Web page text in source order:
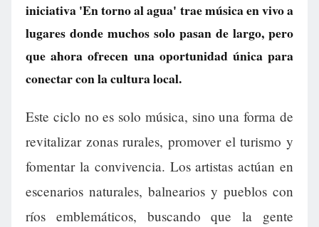
iniciativa 'En torno al agua' trae música en vivo a
lugares donde muchos solo pasan de largo, pero
que ahora ofrecen una oportunidad única para
conectar con la cultura local.
Este ciclo no es solo música, sino una forma de
revitalizar zonas rurales, promover el turismo y
fomentar la convivencia. Los artistas actúan en
escenarios naturales, balnearios y pueblos con
ríos emblemáticos, buscando que la gente